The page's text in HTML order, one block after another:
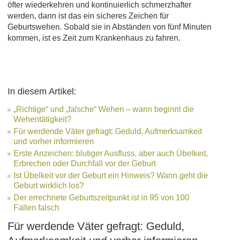
öfter wiederkehren und kontinuierlich schmerzhafter
werden, dann ist das ein sicheres Zeichen für
Geburtswehen. Sobald sie in Abständen von fünf Minuten
kommen, ist es Zeit zum Krankenhaus zu fahren.
In diesem Artikel:
„Richtige“ und „falsche“ Wehen – wann beginnt die
Wehentätigkeit?
Für werdende Väter gefragt: Geduld, Aufmerksamkeit
und vorher informieren
Erste Anzeichen: blutiger Ausfluss, aber auch Übelkeit,
Erbrechen oder Durchfall vor der Geburt
Ist Übelkeit vor der Geburt ein Hinweis? Wann geht die
Geburt wirklich los?
Der errechnete Geburtszeitpunkt ist in 95 von 100
Fällen falsch
Für werdende Väter gefragt: Geduld,